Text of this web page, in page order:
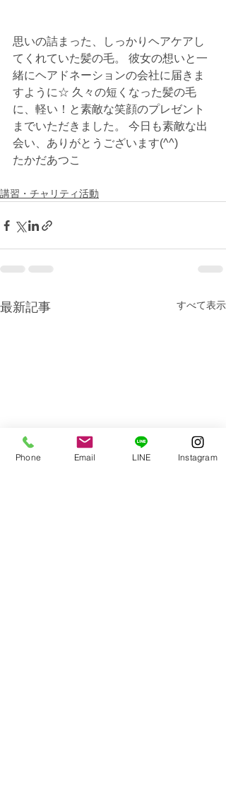
思いの詰まった、しっかりヘアケアし
てくれていた髪の毛。 彼女の想いと一
緒にヘアドネーションの会社に届きま
すように☆ 久々の短くなった髪の毛
に、軽い！と素敵な笑顔のプレゼント
までいただきました。 今日も素敵な出
会い、ありがとうございます(^^)
たかだあつこ
講習・チャリティ活動
最新記事 すべて表示
Phone Email LINE Instagram